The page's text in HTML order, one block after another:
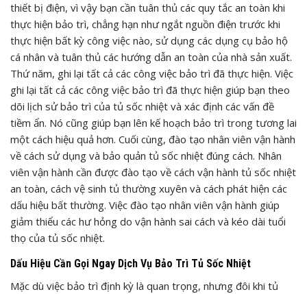
thiết bị điện, vì vậy bạn cần tuân thủ các quy tắc an toàn khi
thực hiện bảo trì, chẳng hạn như ngắt nguồn điện trước khi
thực hiện bất kỳ công việc nào, sử dụng các dụng cụ bảo hộ
cá nhân và tuân thủ các hướng dẫn an toàn của nhà sản xuất.
Thứ năm, ghi lại tất cả các công việc bảo trì đã thực hiện. Việc
ghi lại tất cả các công việc bảo trì đã thực hiện giúp bạn theo
dõi lịch sử bảo trì của tủ sốc nhiệt và xác định các vấn đề
tiềm ẩn. Nó cũng giúp bạn lên kế hoạch bảo trì trong tương lai
một cách hiệu quả hơn. Cuối cùng, đào tạo nhân viên vận hành
về cách sử dụng và bảo quản tủ sốc nhiệt đúng cách. Nhân
viên vận hành cần được đào tạo về cách vận hành tủ sốc nhiệt
an toàn, cách vệ sinh tủ thường xuyên và cách phát hiện các
dấu hiệu bất thường. Việc đào tạo nhân viên vận hành giúp
giảm thiểu các hư hỏng do vận hành sai cách và kéo dài tuổi
thọ của tủ sốc nhiệt.
Dấu Hiệu Cần Gọi Ngay Dịch Vụ Bảo Trì Tủ Sốc Nhiệt
Mặc dù việc bảo trì định kỳ là quan trọng, nhưng đôi khi tủ